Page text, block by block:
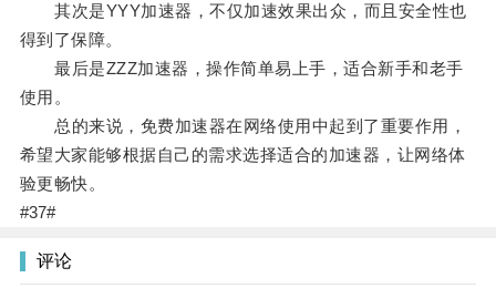
其次是YYY加速器，不仅加速效果出众，而且安全性也
得到了保障。
最后是ZZZ加速器，操作简单易上手，适合新手和老手
使用。
总的来说，免费加速器在网络使用中起到了重要作用，
希望大家能够根据自己的需求选择适合的加速器，让网络体
验更畅快。
#37#
评论